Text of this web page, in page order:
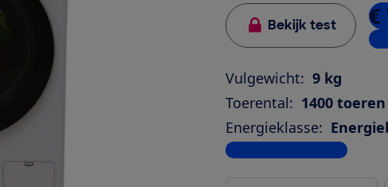
Bekijk test €
1
Vulgewicht: 9 kg
Toerental: 1400 toeren
Energieklasse:
Bekijk alle specificaties